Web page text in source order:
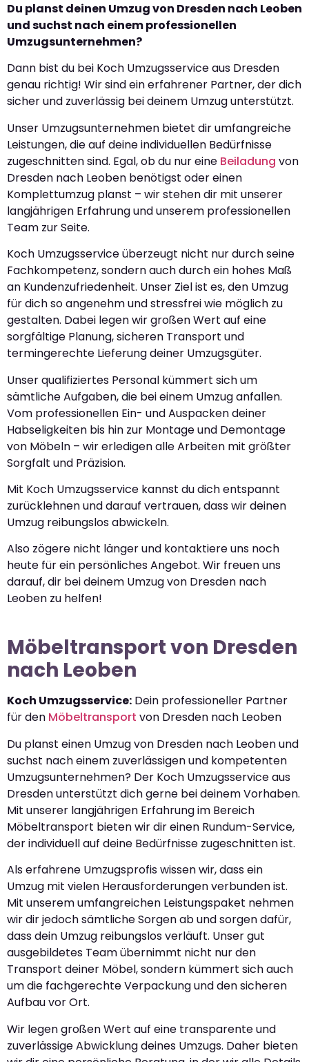
Du planst deinen Umzug von Dresden nach Leoben
und suchst nach einem professionellen
Umzugsunternehmen?
Dann bist du bei Koch Umzugsservice aus Dresden
genau richtig! Wir sind ein erfahrener Partner, der dich
sicher und zuverlässig bei deinem Umzug unterstützt.
Unser Umzugsunternehmen bietet dir umfangreiche
Leistungen, die auf deine individuellen Bedürfnisse
zugeschnitten sind. Egal, ob du nur eine Beiladung von
Dresden nach Leoben benötigst oder einen
Komplettumzug planst – wir stehen dir mit unserer
langjährigen Erfahrung und unserem professionellen
Team zur Seite.
Koch Umzugsservice überzeugt nicht nur durch seine
Fachkompetenz, sondern auch durch ein hohes Maß
an Kundenzufriedenheit. Unser Ziel ist es, den Umzug
für dich so angenehm und stressfrei wie möglich zu
gestalten. Dabei legen wir großen Wert auf eine
sorgfältige Planung, sicheren Transport und
termingerechte Lieferung deiner Umzugsgüter.
Unser qualifiziertes Personal kümmert sich um
sämtliche Aufgaben, die bei einem Umzug anfallen.
Vom professionellen Ein- und Auspacken deiner
Habseligkeiten bis hin zur Montage und Demontage
von Möbeln – wir erledigen alle Arbeiten mit größter
Sorgfalt und Präzision.
Mit Koch Umzugsservice kannst du dich entspannt
zurücklehnen und darauf vertrauen, dass wir deinen
Umzug reibungslos abwickeln.
Also zögere nicht länger und kontaktiere uns noch
heute für ein persönliches Angebot. Wir freuen uns
darauf, dir bei deinem Umzug von Dresden nach
Leoben zu helfen!
Möbeltransport von Dresden
nach Leoben
Koch Umzugsservice: Dein professioneller Partner
für den Möbeltransport von Dresden nach Leoben
Du planst einen Umzug von Dresden nach Leoben und
suchst nach einem zuverlässigen und kompetenten
Umzugsunternehmen? Der Koch Umzugsservice aus
Dresden unterstützt dich gerne bei deinem Vorhaben.
Mit unserer langjährigen Erfahrung im Bereich
Möbeltransport bieten wir dir einen Rundum-Service,
der individuell auf deine Bedürfnisse zugeschnitten ist.
Als erfahrene Umzugsprofis wissen wir, dass ein
Umzug mit vielen Herausforderungen verbunden ist.
Mit unserem umfangreichen Leistungspaket nehmen
wir dir jedoch sämtliche Sorgen ab und sorgen dafür,
dass dein Umzug reibungslos verläuft. Unser gut
ausgebildetes Team übernimmt nicht nur den
Transport deiner Möbel, sondern kümmert sich auch
um die fachgerechte Verpackung und den sicheren
Aufbau vor Ort.
Wir legen großen Wert auf eine transparente und
zuverlässige Abwicklung deines Umzugs. Daher bieten